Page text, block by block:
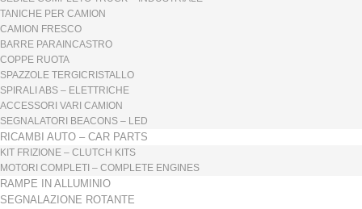
TANICHE PER CAMION
CAMION FRESCO
BARRE PARAINCASTRO
COPPE RUOTA
SPAZZOLE TERGICRISTALLO
SPIRALI ABS – ELETTRICHE
ACCESSORI VARI CAMION
SEGNALATORI BEACONS – LED
RICAMBI AUTO – CAR PARTS
KIT FRIZIONE – CLUTCH KITS
MOTORI COMPLETI – COMPLETE ENGINES
RAMPE IN ALLUMINIO
SEGNALAZIONE ROTANTE